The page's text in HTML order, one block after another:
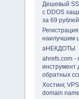
Дешевый
с DDOS
за 69
наилучшим
аНЕКДОТЫ
ahrefs.com -
инструмент
обратных
Хостинг,
domain